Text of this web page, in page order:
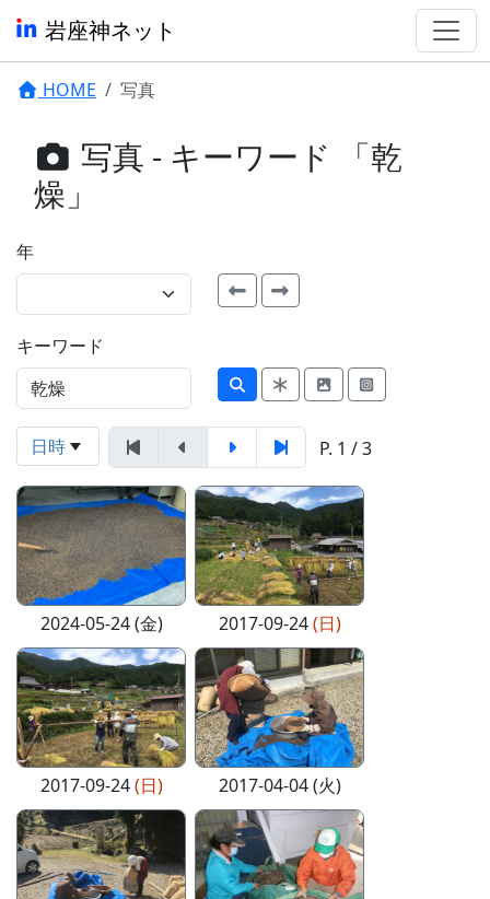
岩座神ネット
HOME 写真
写真 - キーワード 「乾
燥」
年
キーワード
日時 P. 1 / 3
2024-05-24 (金) 2017-09-24(日)
2017-09-24(日) 2017-04-04 (火)